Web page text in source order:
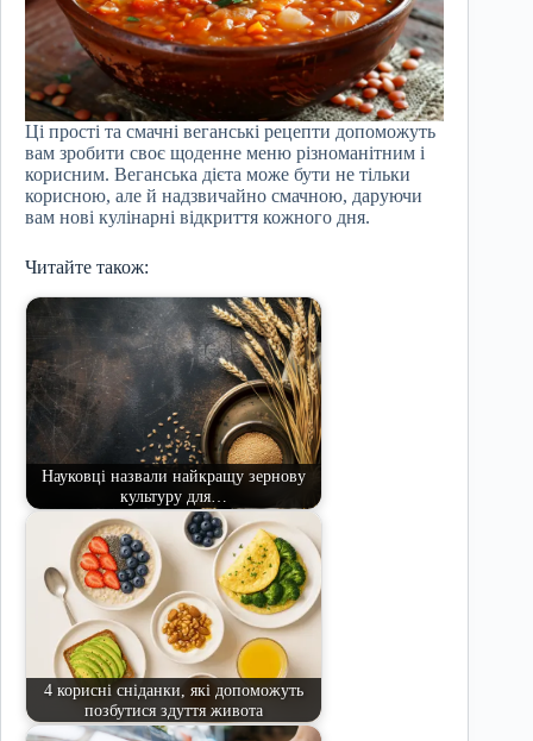
Ці прості та смачні веганські рецепти допоможуть
вам зробити своє щоденне меню різноманітним і
корисним. Веганська дієта може бути не тільки
корисною, але й надзвичайно смачною, даруючи
вам нові кулінарні відкриття кожного дня.
Читайте також:
Науковці назвали найкращу зернову
культуру для…
4 корисні сніданки, які допоможуть
позбутися здуття живота